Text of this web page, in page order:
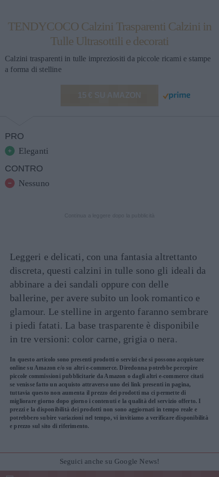
TENDYCOCO Calzini Trasparenti Calzini in
Tulle Ultrasottili e decorati
Calzini trasparenti in tulle impreziositi da piccole ricami e stampe
a forma di stelline
15 € SU AMAZON
PRO
Eleganti
CONTRO
Nessuno
Leggeri e delicati, con una fantasia altrettanto
discreta, questi calzini in tulle sono gli ideali da
abbinare a dei sandali oppure con delle
ballerine, per avere subito un look romantico e
glamour. Le stelline in argento faranno sembrare
i piedi fatati. La base trasparente è disponibile
in tre versioni: color carne, grigia o nera.
In questo articolo sono presenti prodotti o servizi che si possono acquistare
online su Amazon e/o su altri e-commerce. Diredonna potrebbe percepire
piccole commissioni pubblicitarie da Amazon o dagli altri e-commerce citati
se venisse fatto un acquisto attraverso uno dei link presenti in pagina,
tuttavia questo non aumenta il prezzo dei prodotti ma ci permette di
migliorare giorno dopo giorno i contenuti e la qualità del servizio offerto. I
prezzi e la disponibilità dei prodotti non sono aggiornati in tempo reale e
potrebbero subire variazioni nel tempo, vi invitiamo a verificare disponibilità
e prezzo sul sito di riferimento.
Seguici anche su Google News!